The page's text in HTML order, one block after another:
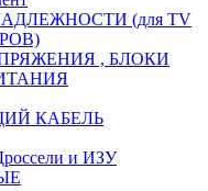
(для TV
, БЛОКИ
КАБЕЛЬ
и ИЗУ